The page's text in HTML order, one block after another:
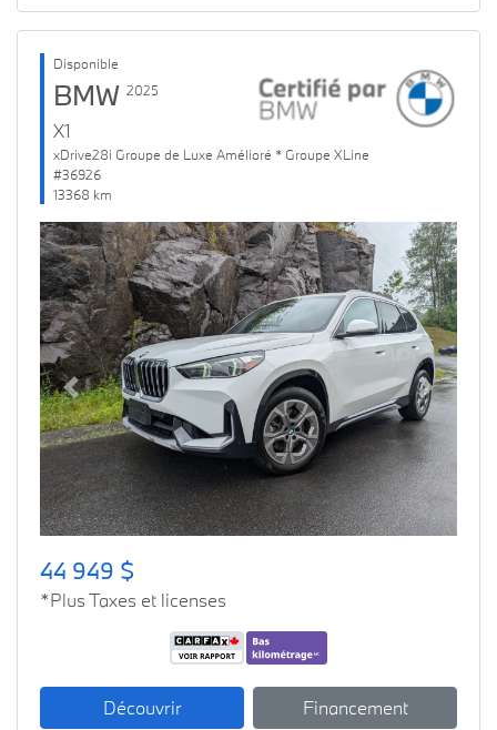
Disponible
BMW 2025
X1
xDrive28i Groupe de Luxe Amélioré * Groupe XLine
#36926
13368 km
Previous Next
44 949 $
*Plus Taxes et licenses
Découvrir Financement